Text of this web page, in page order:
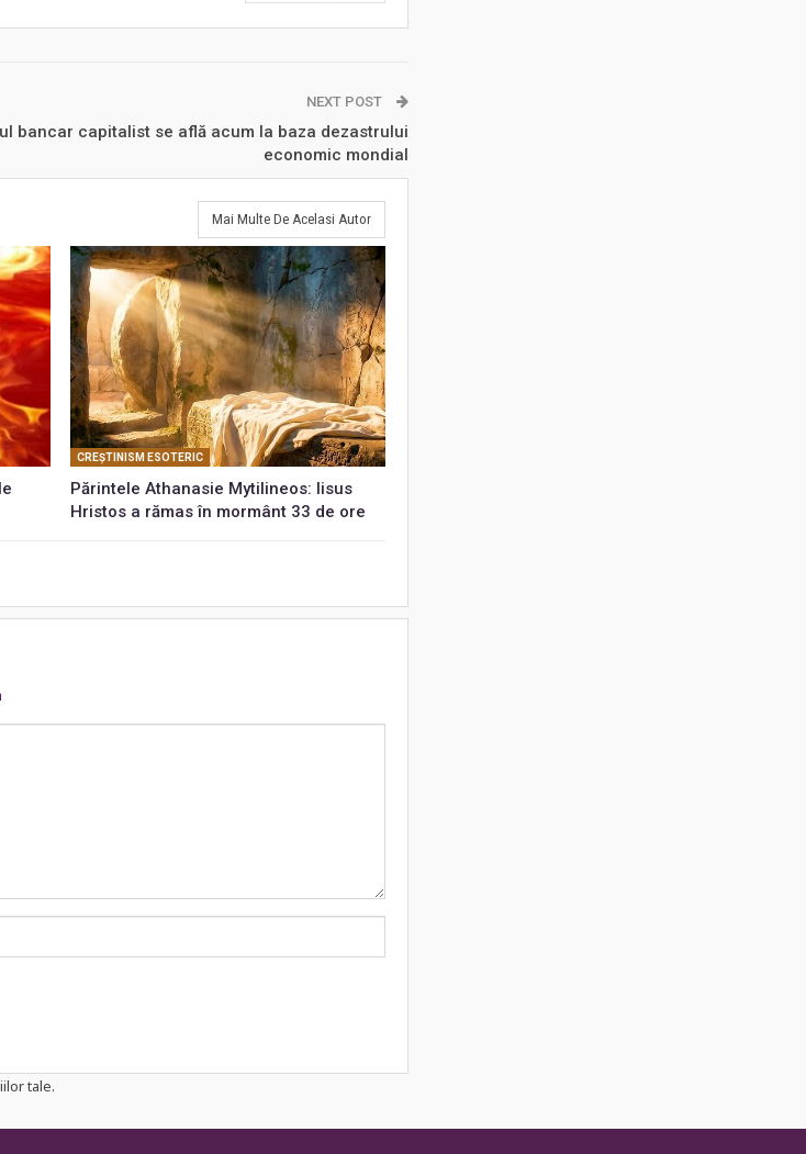
NEXT POST
bancar capitalist se află acum la baza dezastrului
economic mondial
Mai Multe De Acelasi Autor
CREŞTINISM ESOTERIC
Părintele Athanasie Mytilineos: Iisus
Hristos a rămas în mormânt 33 de ore
tale.